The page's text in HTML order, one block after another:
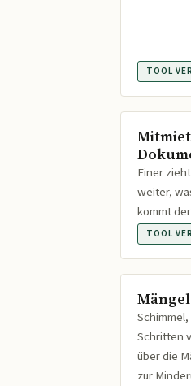
TOOL
Einer
weiter,
kommt
TOOL
Schritten
über die
zur